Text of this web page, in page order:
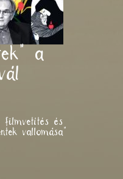
a
filmvetítés és
vallomása"